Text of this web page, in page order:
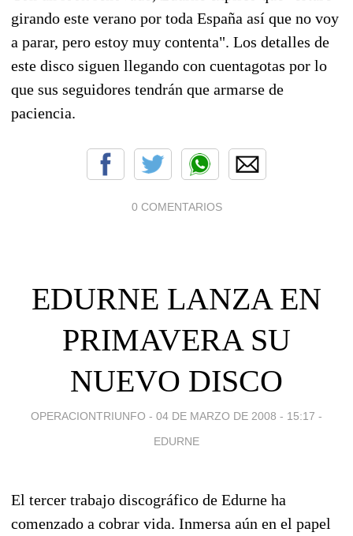
girando este verano por toda España así que no voy
a parar, pero estoy muy contenta". Los detalles de
este disco siguen llegando con cuentagotas por lo
que sus seguidores tendrán que armarse de
paciencia.
0 COMENTARIOS
EDURNE LANZA EN
PRIMAVERA SU
NUEVO DISCO
OPERACIONTRIUNFO - 04 DE MARZO DE 2008 - 15:17 -
EDURNE
El tercer trabajo discográfico de Edurne ha
comenzado a cobrar vida. Inmersa aún en el papel